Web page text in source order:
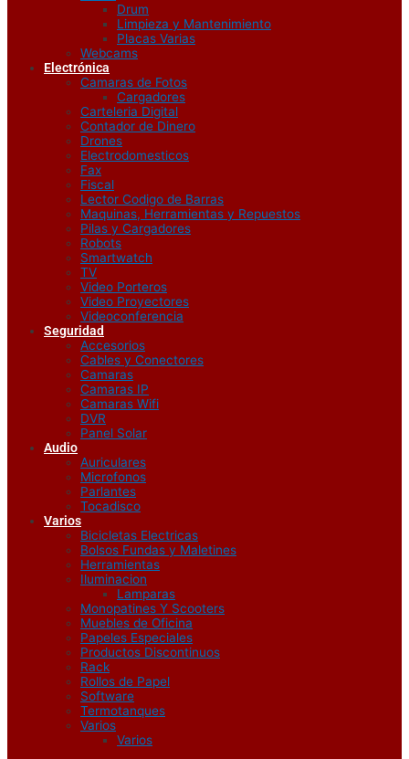
Drum
Limpieza y Mantenimiento
Placas Varias
Webcams
Electrónica
Camaras de Fotos
Cargadores
Carteleria Digital
Contador de Dinero
Drones
Electrodomesticos
Fax
Fiscal
Lector Codigo de Barras
Maquinas, Herramientas y Repuestos
Pilas y Cargadores
Robots
Smartwatch
TV
Video Porteros
Video Proyectores
Videoconferencia
Seguridad
Accesorios
Cables y Conectores
Camaras
Camaras IP
Camaras Wifi
DVR
Panel Solar
Audio
Auriculares
Microfonos
Parlantes
Tocadisco
Varios
Bicicletas Electricas
Bolsos Fundas y Maletines
Herramientas
Iluminacion
Lamparas
Monopatines Y Scooters
Muebles de Oficina
Papeles Especiales
Productos Discontinuos
Rack
Rollos de Papel
Software
Termotanques
Varios
Varios